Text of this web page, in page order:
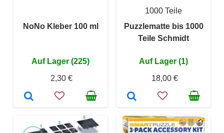
NoNo Kleber 100 ml
Auf Lager (225)
2,30 €
1000 Teile
Puzzlematte bis 1000
Teile Schmidt
Auf Lager (1)
18,00 €